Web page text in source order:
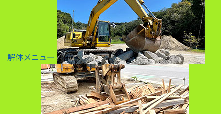
解体メニュー